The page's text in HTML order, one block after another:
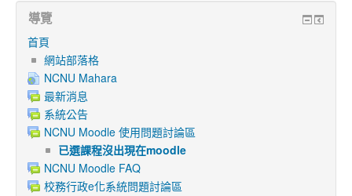
導覽
首頁
網站部落格
NCNU Mahara
最新消息
系統公告
NCNU Moodle 使用問題討論區
已選課程沒出現在moodle
NCNU Moodle FAQ
校務行政e化系統問題討論區